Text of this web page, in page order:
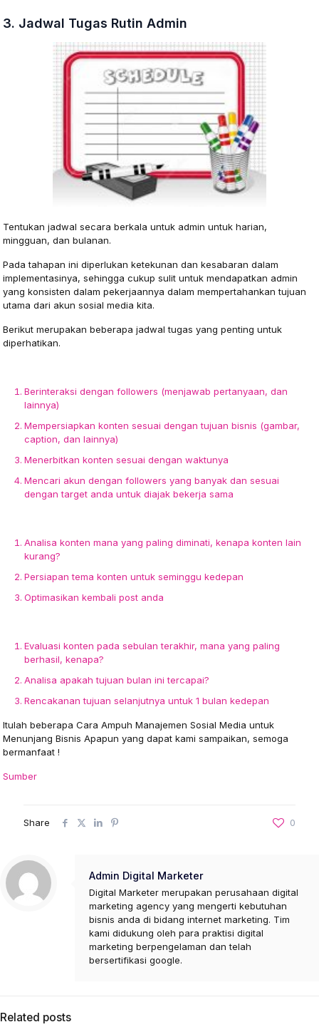
3. Jadwal Tugas Rutin Admin
Tentukan jadwal secara berkala untuk admin untuk harian,
mingguan, dan bulanan.
Pada tahapan ini diperlukan ketekunan dan kesabaran dalam
implementasinya, sehingga cukup sulit untuk mendapatkan admin
yang konsisten dalam pekerjaannya dalam mempertahankan tujuan
utama dari akun sosial media kita.
Berikut merupakan beberapa jadwal tugas yang penting untuk
diperhatikan.
Berinteraksi dengan followers (menjawab pertanyaan, dan
lainnya)
Mempersiapkan konten sesuai dengan tujuan bisnis (gambar,
caption, dan lainnya)
Menerbitkan konten sesuai dengan waktunya
Mencari akun dengan followers yang banyak dan sesuai
dengan target anda untuk diajak bekerja sama
Analisa konten mana yang paling diminati, kenapa konten lain
kurang?
Persiapan tema konten untuk seminggu kedepan
Optimasikan kembali post anda
Evaluasi konten pada sebulan terakhir, mana yang paling
berhasil, kenapa?
Analisa apakah tujuan bulan ini tercapai?
Rencakanan tujuan selanjutnya untuk 1 bulan kedepan
Itulah beberapa Cara Ampuh Manajemen Sosial Media untuk
Menunjang Bisnis Apapun yang dapat kami sampaikan, semoga
bermanfaat !
Sumber
Share 0
Admin Digital Marketer
Digital Marketer merupakan perusahaan digital
marketing agency yang mengerti kebutuhan
bisnis anda di bidang internet marketing. Tim
kami didukung oleh para praktisi digital
marketing berpengelaman dan telah
bersertifikasi google.
Related posts